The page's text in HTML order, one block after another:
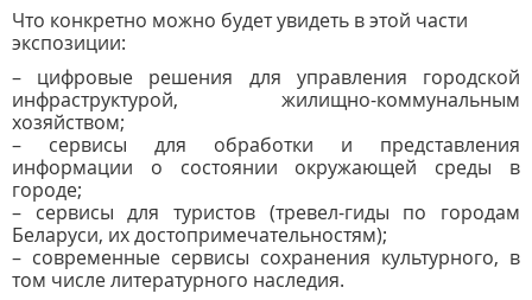
Что конкретно можно будет увидеть в этой части
экспозиции:
– цифровые решения для управления городской
инфраструктурой, жилищно-коммунальным
хозяйством;
– сервисы для обработки и представления
информации о состоянии окружающей среды в
городе;
– сервисы для туристов (тревел-гиды по городам
Беларуси, их достопримечательностям);
– современные сервисы сохранения культурного, в
том числе литературного наследия.